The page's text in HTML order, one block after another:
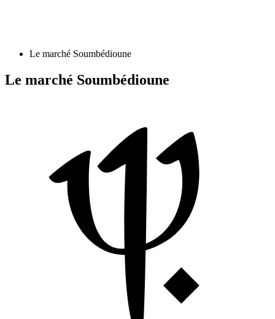
Le marché Soumbédioune
Le marché Soumbédioune